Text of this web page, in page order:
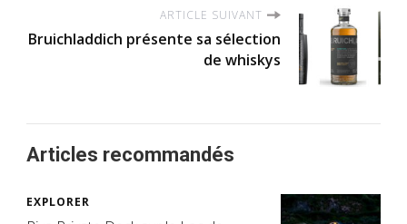
ARTICLE SUIVANT
Bruichladdich présente sa sélection
de whiskys
Articles recommandés
EXPLORER